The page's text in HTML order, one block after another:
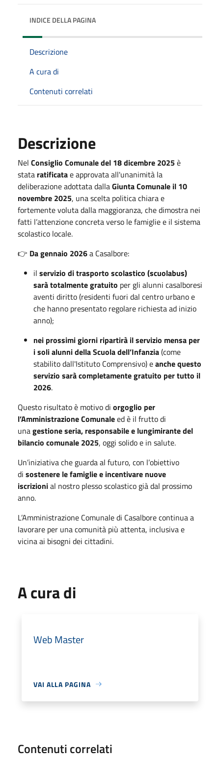
INDICE DELLA PAGINA
Descrizione
A cura di
Contenuti correlati
Descrizione
Nel Consiglio Comunale del 18 dicembre 2025è
stata ratificatae approvata all'unanimità la
deliberazione adottata dallaGiunta Comunale il 10
novembre 2025, una scelta politica chiara e
fortemente voluta dalla maggioranza, che dimostra nei
fatti l’attenzione concreta verso le famiglie e il sistema
scolastico locale.
👉 Da gennaio 2026a Casalbore:
il servizio di trasporto scolastico (scuolabus)
sarà totalmente gratuito per gli alunni casalboresi
aventi diritto (residenti fuori dal centro urbano e
che hanno presentato regolare richiesta ad inizio
anno);
nei prossimi giorni ripartirà il servizio mensa per
i soli alunni della Scuola dell’Infanzia(come
stabilito dall'Istituto Comprensivo) eanche questo
servizio sarà completamente gratuito per tutto il
2026.
Questo risultato è motivo di orgoglio per
l’Amministrazione Comunaleed è il frutto di
unagestione seria, responsabile e lungimirante del
bilancio comunale 2025, oggi solido e in salute.
Un’iniziativa che guarda al futuro, con l’obiettivo
di sostenere le famiglie e incentivare nuove
iscrizionial nostro plesso scolastico già dal prossimo
anno.
L’Amministrazione Comunale di Casalbore continua a
lavorare per una comunità più attenta, inclusiva e
vicina ai bisogni dei cittadini.
A cura di
Web Master
VAI ALLA PAGINA
Contenuti correlati